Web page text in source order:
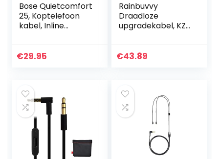
Bose Quietcomfort
25, Koptelefoon
kabel, Inline
Voor
€29.95
Rainbuvvy
Draadloze
upgradekabel, KZ
Module HIFI
DQ6 ZSX…
€43.89